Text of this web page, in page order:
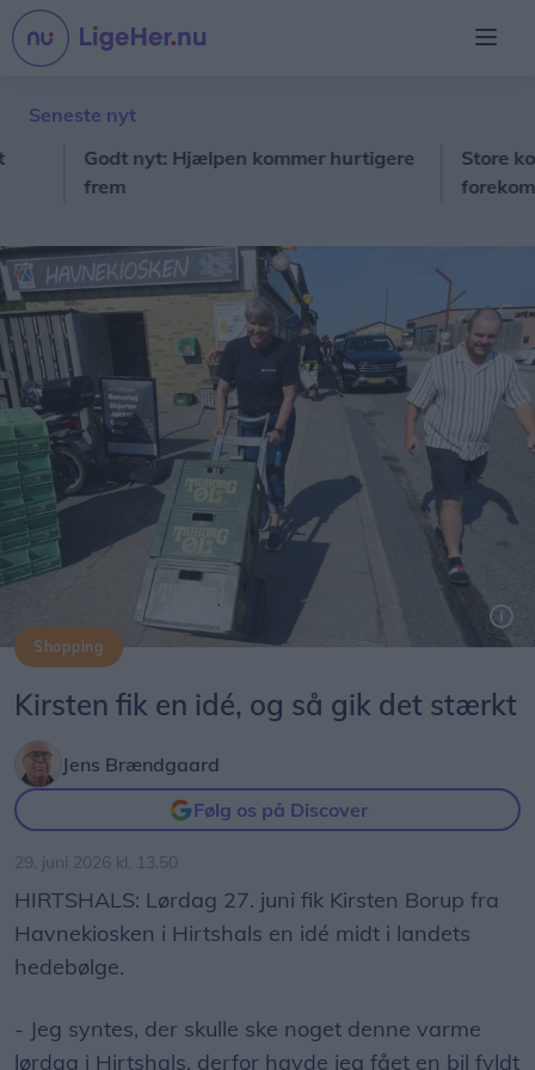
Seneste nyt
Godt nyt: Hjælpen kommer hurtigere
Store
Shopping
Kirsten fik en idé, og så gik det stærkt
Jens Brændgaard
Følg os på Discover
29. juni 2026 kl. 13.50
HIRTSHALS: Lørdag 27. juni fik Kirsten Borup fra
Havnekiosken i Hirtshals en idé midt i landets
hedebølge.
- Jeg syntes, der skulle ske noget denne varme
lørdag i Hirtshals, derfor havde jeg fået en bil fyldt